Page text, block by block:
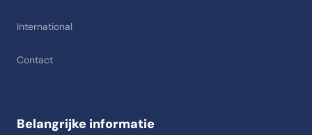
International
Contact
Belangrijke informatie